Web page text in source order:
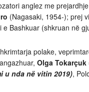
anglez me
(Nagasaki, 1954-); prej
e Bashkuar (shkruan në
polake,
Olga Tokarçuk
u nda në vitin 2019),